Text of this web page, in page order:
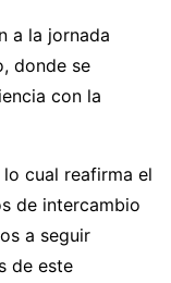
a la jornada
donde se
con la
cual reafirma el
de intercambio
a seguir
de este